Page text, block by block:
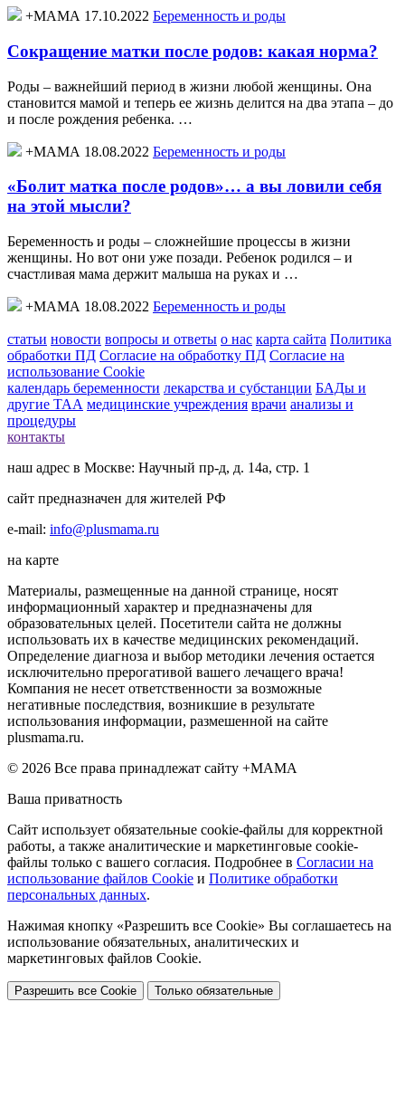
+МАМА 17.10.2022 Беременность и роды
Сокращение матки после родов: какая норма?
Роды – важнейший период в жизни любой женщины. Она
становится мамой и теперь ее жизнь делится на два этапа – до
и после рождения ребенка. …
+МАМА 18.08.2022 Беременность и роды
«Болит матка после родов»… а вы ловили себя
на этой мысли?
Беременность и роды – сложнейшие процессы в жизни
женщины. Но вот они уже позади. Ребенок родился – и
счастливая мама держит малыша на руках и …
+МАМА 18.08.2022 Беременность и роды
статьи новости вопросы и ответы о нас карта сайта Политика
обработки ПД Согласие на обработку ПД Согласие на
использование Cookie
календарь беременности лекарства и субстанции БАДы и
другие ТАА медицинские учреждения врачи анализы и
процедуры
контакты
наш адрес в Москве: Научный пр-д, д. 14а, стр. 1
сайт предназначен для жителей РФ
e-mail: info@plusmama.ru
на карте
Материалы, размещенные на данной странице, носят
информационный характер и предназначены для
образовательных целей. Посетители сайта не должны
использовать их в качестве медицинских рекомендаций.
Определение диагноза и выбор методики лечения остается
исключительно прерогативой вашего лечащего врача!
Компания не несет ответственности за возможные
негативные последствия, возникшие в результате
использования информации, размешенной на сайте
plusmama.ru.
© 2026 Все права принадлежат сайту +МАМА
Ваша приватность
Сайт использует обязательные cookie-файлы для корректной
работы, а также аналитические и маркетинговые cookie-
файлы только с вашего согласия. Подробнее в Согласии на
использование файлов Cookie и Политике обработки
персональных данных.
Нажимая кнопку «Разрешить все Cookie» Вы соглашаетесь на
использование обязательных, аналитических и
маркетинговых файлов Cookie.
Разрешить все Cookie Только обязательные